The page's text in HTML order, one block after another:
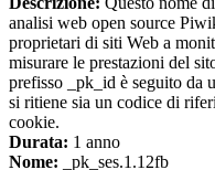
analisi web open source
proprietari di siti Web a
misurare le prestazioni del
prefisso _pk_id è seguito da
si ritiene sia un codice di
cookie.
Durata: 1 anno
Nome: _pk_ses.1.12fb